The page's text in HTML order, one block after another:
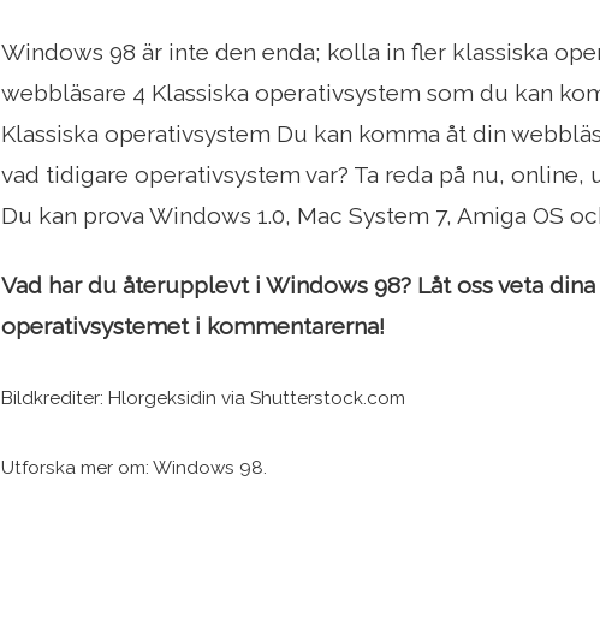
Windows 98 är inte den enda; kolla in fler klassiska
webbläsare 4 Klassiska operativsystem som du kan
Klassiska operativsystem Du kan komma åt din
vad tidigare operativsystem var? Ta reda på nu, online,
Du kan prova Windows 1.0, Mac System 7, Amiga OS
Vad har du återupplevt i Windows 98? Låt oss veta
operativsystemet i kommentarerna!
Bildkrediter: Hlorgeksidin via Shutterstock.com
Utforska mer om: Windows 98.